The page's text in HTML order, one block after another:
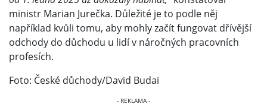
ministr Marian Jurečka. Důležité je to podle něj
například kvůli tomu, aby mohly začít fungovat dřívější
odchody do důchodu u lidí v náročných pracovních
profesích.
Foto: České důchody/David Budai